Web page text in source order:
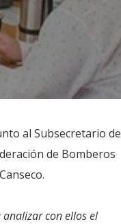
al Subsecretario de
de Bomberos
analizar con ellos el